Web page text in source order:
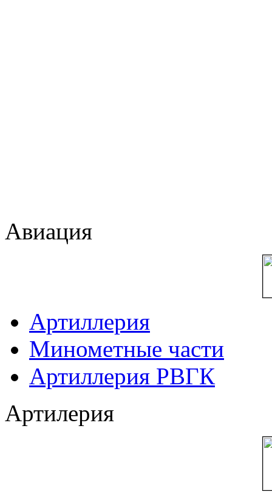
Авиация
Артиллерия
Минометные части
Артиллерия РВГК
Артилерия